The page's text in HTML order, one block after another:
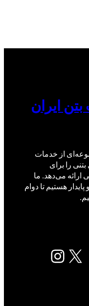
ایران
از خدمات
را برای
ارائه می‌دهد. ما
هستیم تا دوام
X اینستاگرم